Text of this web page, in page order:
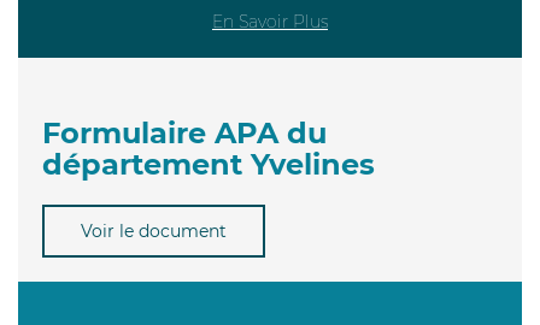
En Savoir Plus
Formulaire APA du
département Yvelines
Voir le document